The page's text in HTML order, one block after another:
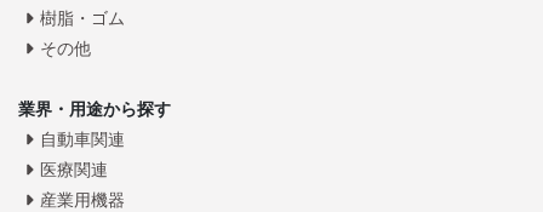
樹脂・ゴム
その他
業界・用途から探す
自動車関連
医療関連
産業用機器